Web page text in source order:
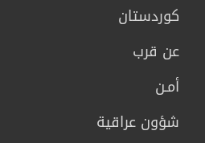
كوردستان
عن قرب
أمـن
شؤون عراقية